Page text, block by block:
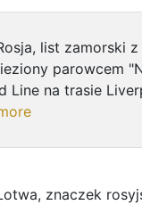
list zamorski
parowcem
Line na trasie
znaczek